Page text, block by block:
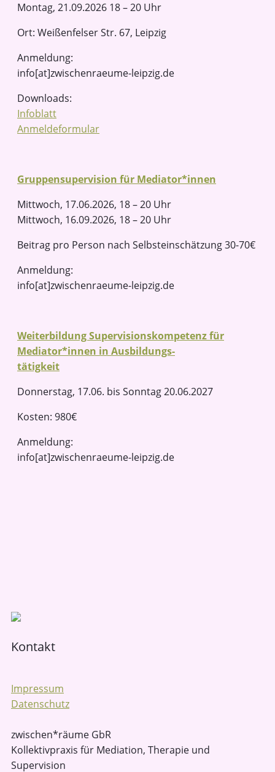
Montag, 21.09.2026 18 – 20 Uhr
Ort: Weißenfelser Str. 67, Leipzig
Anmeldung:
info[at]zwischenraeume-leipzig.de
Downloads:
Infoblatt
Anmeldeformular
Gruppensupervision für Mediator*innen
Mittwoch, 17.06.2026, 18 – 20 Uhr
Mittwoch, 16.09.2026, 18 – 20 Uhr
Beitrag pro Person nach Selbsteinschätzung 30-70€
Anmeldung:
info[at]zwischenraeume-leipzig.de
Weiterbildung Supervisionskompetenz für
Mediator*innen in Ausbildungs-
tätigkeit
Donnerstag, 17.06. bis Sonntag 20.06.2027
Kosten: 980€
Anmeldung:
info[at]zwischenraeume-leipzig.de
Kontakt
Impressum
Datenschutz
zwischen*räume GbR
Kollektivpraxis für Mediation, Therapie und
Supervision